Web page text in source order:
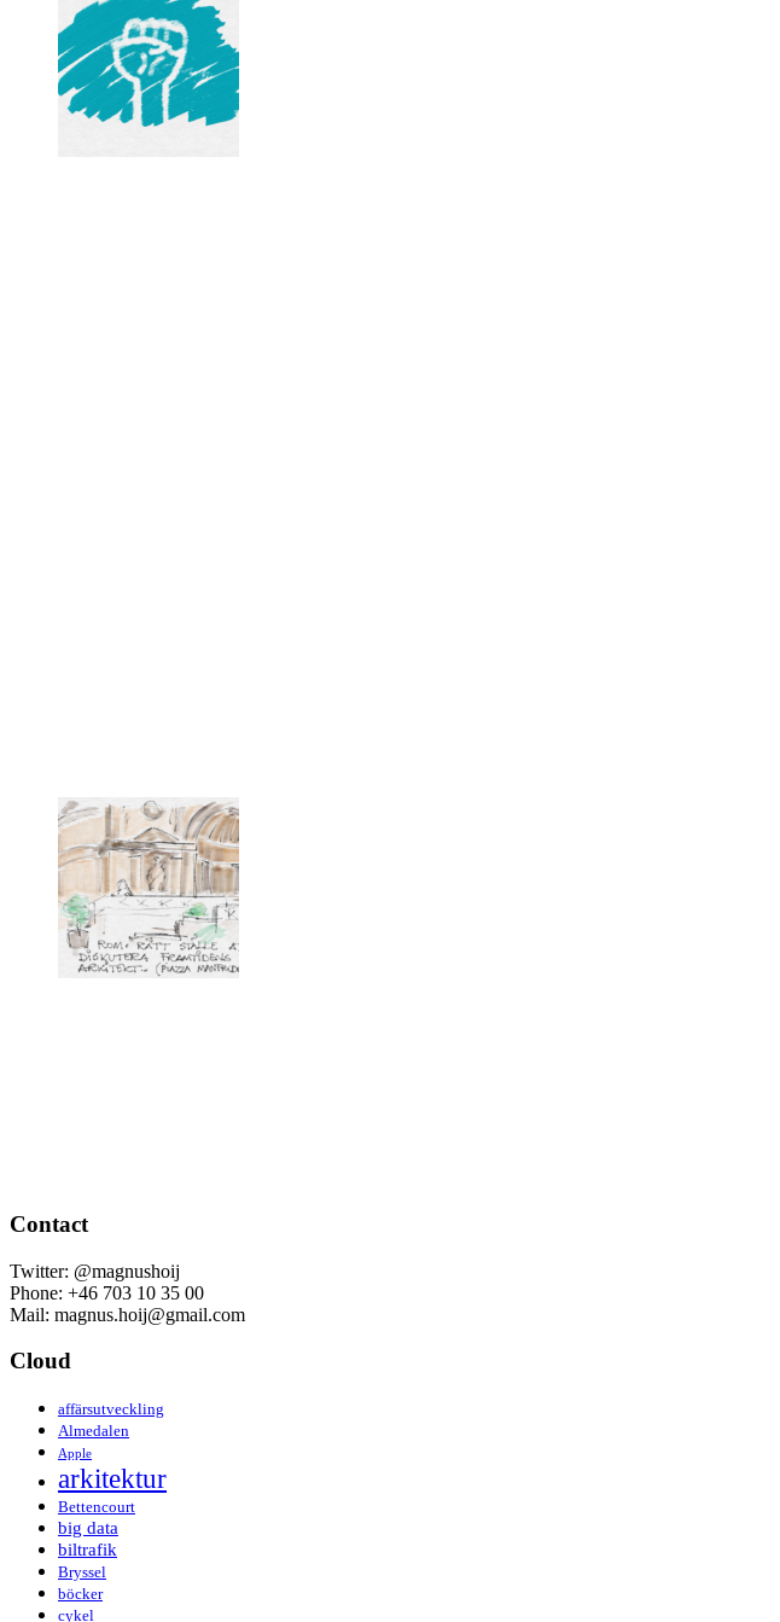
Contact
Twitter: @magnushoij
Phone: +46 703 10 35 00
Mail: magnus.hoij@gmail.com
Cloud
affärsutveckling
Almedalen
Apple
arkitektur
Bettencourt
big data
biltrafik
Bryssel
böcker
cykel